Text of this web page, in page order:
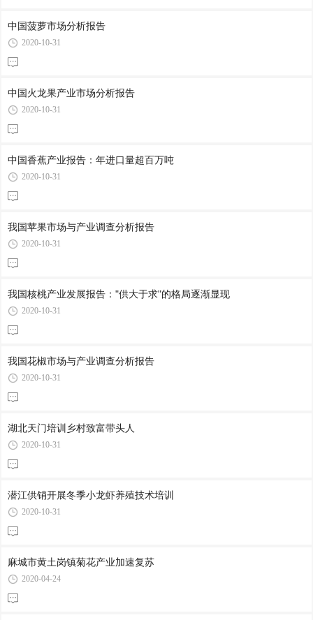
中国菠萝市场分析报告
2020-10-31
中国火龙果产业市场分析报告
2020-10-31
中国香蕉产业报告：年进口量超百万吨
2020-10-31
我国苹果市场与产业调查分析报告
2020-10-31
我国核桃产业发展报告："供大于求"的格局逐渐显现
2020-10-31
我国花椒市场与产业调查分析报告
2020-10-31
湖北天门培训乡村致富带头人
2020-10-31
潜江供销开展冬季小龙虾养殖技术培训
2020-10-31
麻城市黄土岗镇菊花产业加速复苏
2020-04-24